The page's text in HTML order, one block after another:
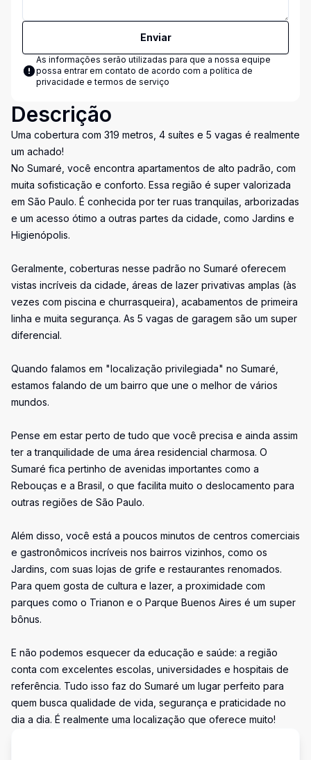
Enviar
As informações serão utilizadas para que a nossa equipe
possa entrar em contato de acordo com a política de
privacidade e termos de serviço
Descrição
Uma cobertura com 319 metros, 4 suítes e 5 vagas é realmente
um achado!
No Sumaré, você encontra apartamentos de alto padrão, com
muita sofisticação e conforto. Essa região é super valorizada
em São Paulo. É conhecida por ter ruas tranquilas, arborizadas
e um acesso ótimo a outras partes da cidade, como Jardins e
Higienópolis.
Geralmente, coberturas nesse padrão no Sumaré oferecem
vistas incríveis da cidade, áreas de lazer privativas amplas (às
vezes com piscina e churrasqueira), acabamentos de primeira
linha e muita segurança. As 5 vagas de garagem são um super
diferencial.
Quando falamos em "localização privilegiada" no Sumaré,
estamos falando de um bairro que une o melhor de vários
mundos.
Pense em estar perto de tudo que você precisa e ainda assim
ter a tranquilidade de uma área residencial charmosa. O
Sumaré fica pertinho de avenidas importantes como a
Rebouças e a Brasil, o que facilita muito o deslocamento para
outras regiões de São Paulo.
Além disso, você está a poucos minutos de centros comerciais
e gastronômicos incríveis nos bairros vizinhos, como os
Jardins, com suas lojas de grife e restaurantes renomados.
Para quem gosta de cultura e lazer, a proximidade com
parques como o Trianon e o Parque Buenos Aires é um super
bônus.
E não podemos esquecer da educação e saúde: a região
conta com excelentes escolas, universidades e hospitais de
referência. Tudo isso faz do Sumaré um lugar perfeito para
quem busca qualidade de vida, segurança e praticidade no
dia a dia. É realmente uma localização que oferece muito!